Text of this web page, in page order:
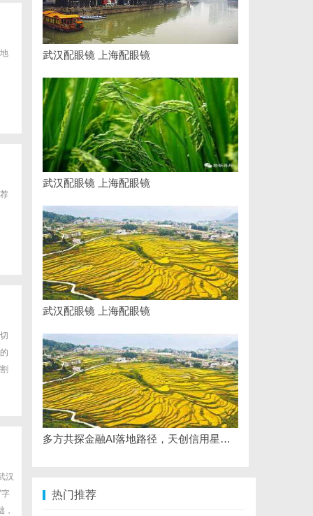
汉
，
武汉配眼镜 上海配眼镜
武汉配眼镜 上海配眼镜
武汉配眼镜 上海配眼镜
多方共探金融AI落地路径，天创信用星图AI助力产业金融智能升级
热门推荐